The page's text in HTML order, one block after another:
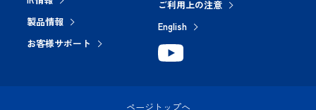
製品情報
お客様サポート
ご利用上の注意
English
ページトップへ